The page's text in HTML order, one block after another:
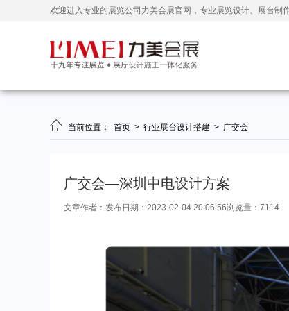
欢迎进入专业的展览公司力美会展官网，专业展览设计、展台制
 当前位置： 首页 > 行业展台设计搭建 > 广交会
广交会—深圳中电设计方案
文章作者： 发布日期：2023-02-04 20:06:56浏览量：7114